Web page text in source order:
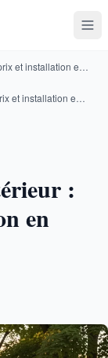
Équipement sportif extérieur : choix, prix et installation en 2026
Équipement sportif extérieur : choix, prix et installation en 2026
:
en